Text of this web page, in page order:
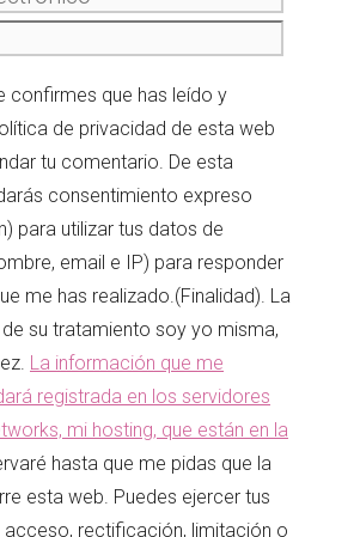
confirmes que has leído y
de privacidad de esta web
tu comentario. De esta
consentimiento expreso
para utilizar tus datos de
email e IP) para responder
me has realizado.(Finalidad). La
su tratamiento soy yo misma,
La información que me
registrada en los servidores
mi hosting, que están en la
hasta que me pidas que la
esta web. Puedes ejercer tus
acceso, rectificación, limitación o